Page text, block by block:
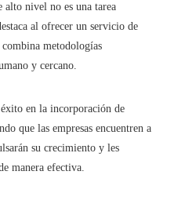
alto nivel no es una tarea
al ofrecer un servicio de
metodologías
y cercano.
en la incorporación de
que las empresas encuentren a
su crecimiento y les
manera efectiva.